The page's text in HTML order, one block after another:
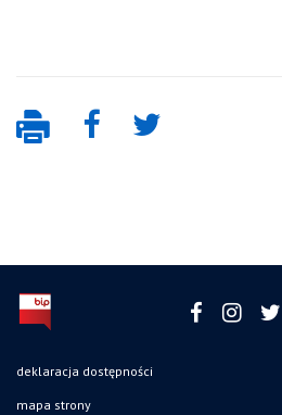
deklaracja dostępności
mapa strony